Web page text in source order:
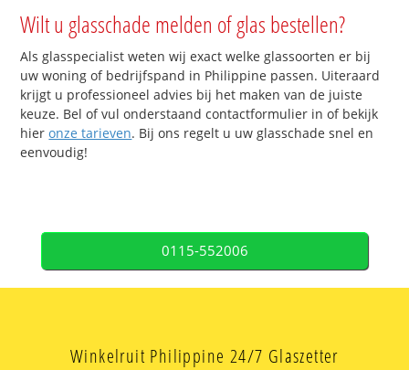
Wilt u glasschade melden of glas bestellen?
Als glasspecialist weten wij exact welke glassoorten er bij
uw woning of bedrijfspand in Philippine passen. Uiteraard
krijgt u professioneel advies bij het maken van de juiste
keuze. Bel of vul onderstaand contactformulier in of bekijk
hieronze tarieven. Bij ons regelt u uw glasschade snel en
eenvoudig!
0115-552006
Winkelruit Philippine 24/7 Glaszetter